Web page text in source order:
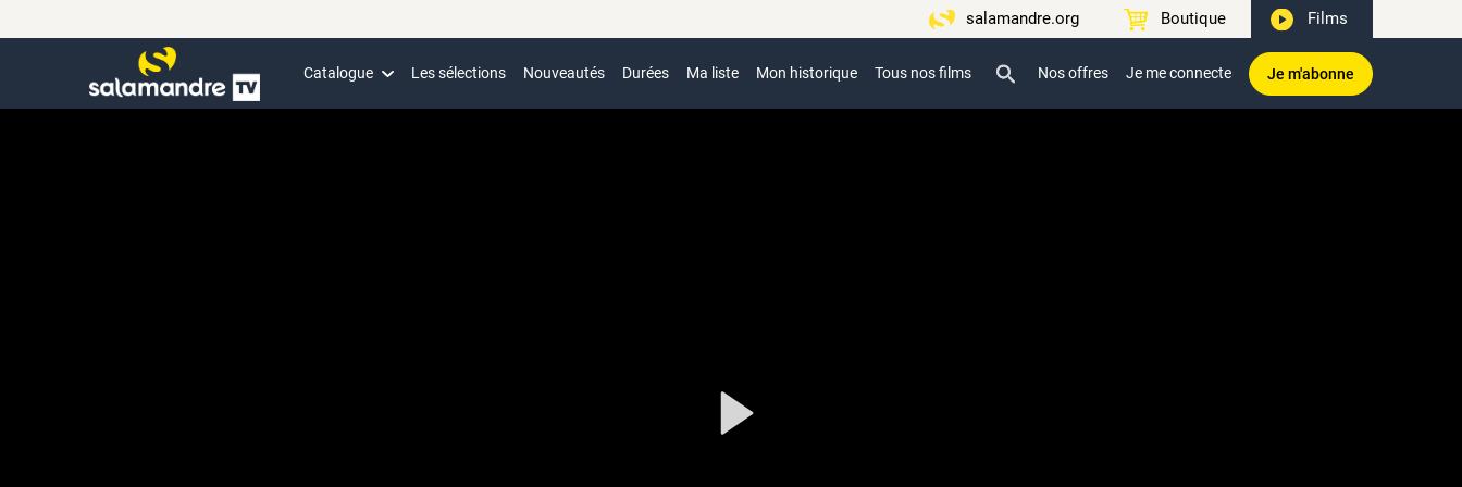
salamandre.org Boutique Films
Catalogue Les sélections Nouveautés Durées Ma liste Mon historique Tous nos films Nos offres Je me connecte Je m'abonne